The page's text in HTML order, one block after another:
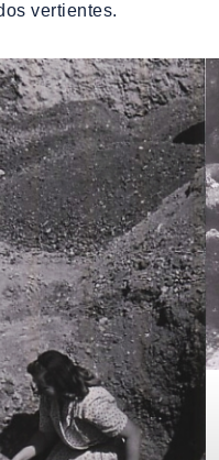
vertientes.